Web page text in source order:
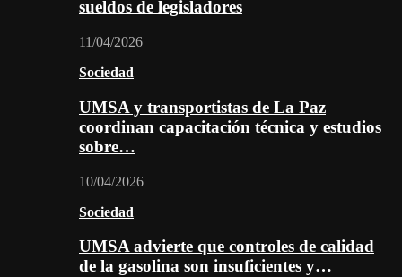
sueldos de legisladores
11/04/2026
Sociedad
UMSA y transportistas de La Paz
coordinan capacitación técnica y estudios
sobre…
10/04/2026
Sociedad
UMSA advierte que controles de calidad
de la gasolina son insuficientes y…